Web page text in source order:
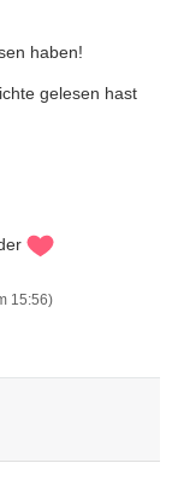
haben!
gelesen hast
15:56)